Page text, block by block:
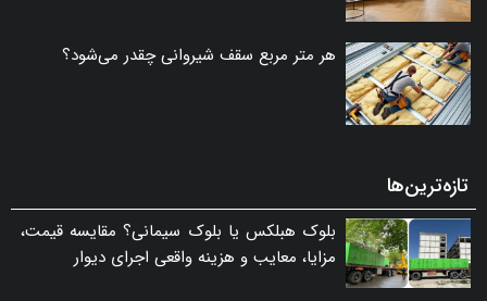
هر متر مربع سقف شیروانی چقدر می‌شود؟
تازه‌ترین‌ها
بلوک هبلکس یا بلوک سیمانی؟ مقایسه قیمت،
مزایا، معایب و هزینه واقعی اجرای دیوار